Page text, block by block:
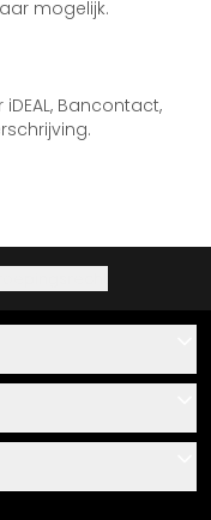
mogelijk.
Bancontact,